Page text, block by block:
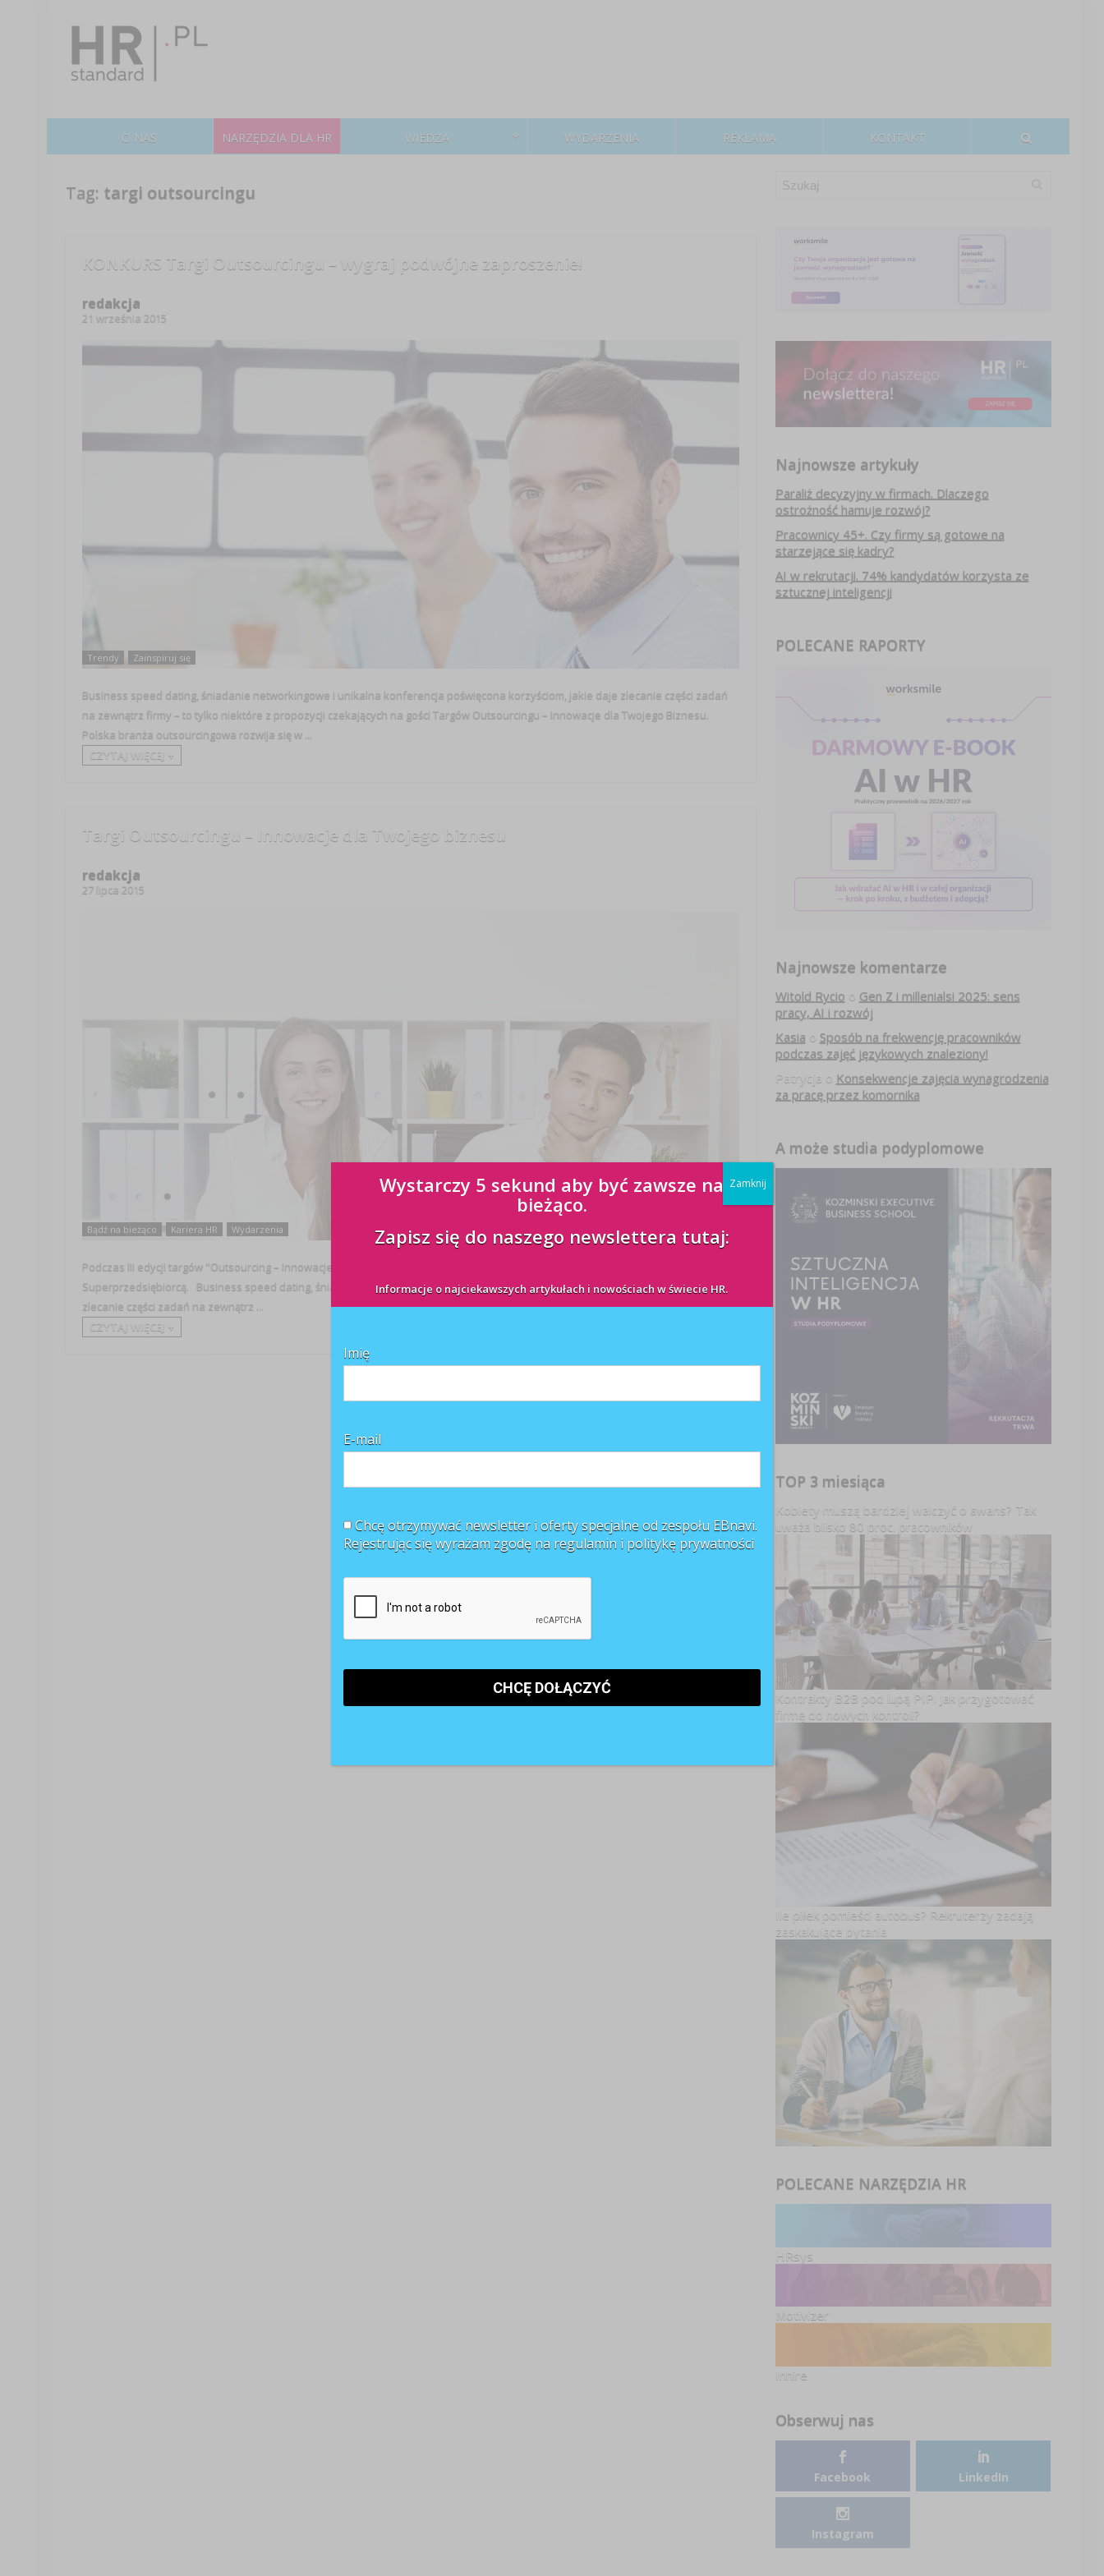
O NAS NARZĘDZIA DLA HR WIEDZA WYDARZENIA REKLAMA KONTAKT
Tag: targi outsourcingu
KONKURS Targi Outsourcingu – wygraj podwójne zaproszenie!
redakcja
21 września 2015
Trendy Zainspiruj się
Business speed dating, śniadanie networkingowe i unikalna konferencja poświęcona korzyściom, jakie daje zlecanie części zadań
na zewnątrz firmy – to tylko niektóre z propozycji czekających na gości Targów Outsourcingu – Innowacje dla Twojego Biznesu.
Polska branża outsourcingowa rozwija się w ...
CZYTAJ WIĘCEJ +
Targi Outsourcingu – Innowacje dla Twojego biznesu
redakcja
27 lipca 2015
Bądź na bieżąco Kariera HR Wydarzenia
Podczas III edycji targów "Outsourcing – Innowacje dla Twojego biznesu" przedstawiciele polskiego biznesu dowiedzą się jak zostać
Superprzedsiębiorcą. Business speed dating, śniadanie networkingowe i unikalna konferencja poświęcona korzyściom, jakie daje
zlecanie części zadań na zewnątrz ...
CZYTAJ WIĘCEJ +
Najnowsze artykuły
Paraliż decyzyjny w firmach. Dlaczego
ostrożność hamuje rozwój?
Pracownicy 45+. Czy firmy są gotowe na
starzejące się kadry?
AI w rekrutacji. 74% kandydatów korzysta ze
sztucznej inteligencji
POLECANE RAPORTY
Najnowsze komentarze
Witold Rycio o Gen Z i millenialsi 2025: sens
pracy, AI i rozwój
Kasia o Sposób na frekwencję pracowników
podczas zajęć językowych znaleziony!
Patrycja o Konsekwencje zajęcia wynagrodzenia
za pracę przez komornika
A może studia podyplomowe
TOP 3 miesiąca
Kobiety muszą bardziej walczyć o awans? Tak
uważa blisko 80 proc. pracowników
Kontrakty B2B pod lupą PIP. Jak przygotować
firmę do nowych kontroli?
Ile piłek pomieści autobus? Rekruterzy zadają
zaskakujące pytania
POLECANE NARZĘDZIA HR
HRsys
Motivizer
Inhire
Obserwuj nas
Facebook LinkedIn
Instagram
Wystarczy 5 sekund aby być zawsze na
bieżąco.
Zapisz się do naszego newslettera tutaj:
Informacje o najciekawszych artykułach i nowościach w świecie HR.
Imię
E-mail
Chcę otrzymywać newsletter i oferty specjalne od zespołu EBnavi.
Rejestrując się wyrażam zgodę na regulamin i politykę prywatności
Zamknij